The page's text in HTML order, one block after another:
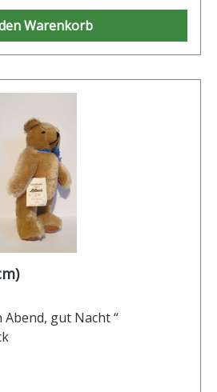
Warenkorb
gut Nacht “